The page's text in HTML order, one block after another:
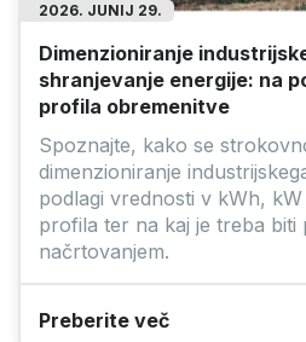
2026. JUNIJ 29.
Dimenzioniranje
shranjevanje energije: na
profila obremenitve
Spoznajte, kako se
dimenzioniranje
podlagi vrednosti v kWh,
profila ter na kaj je treba biti
načrtovanjem.
Preberite več